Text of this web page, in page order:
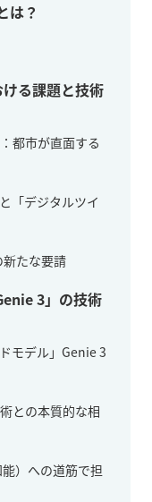
は？
る課題と技術
都市が直面する
「デジタルツイ
新たな要請
3」の技術
モデル」Genie 3
との本質的な相
）への道筋で担